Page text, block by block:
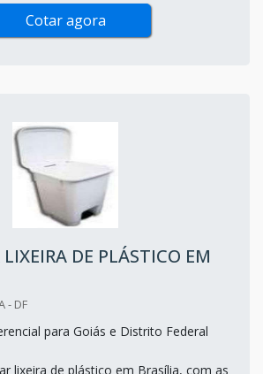
Cotar agora
DE PLÁSTICO EM
- DF
para Goiás e Distrito Federal
lixeira de plástico em Brasília, com as